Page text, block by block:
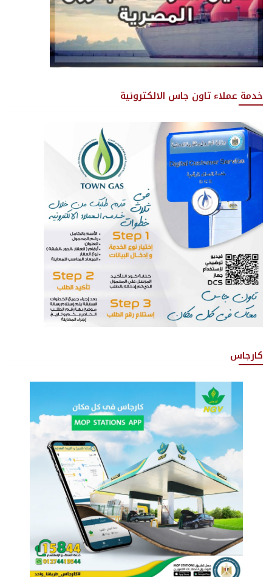
خدمة عملاء تاون جاس الالكترونية
كارجاس